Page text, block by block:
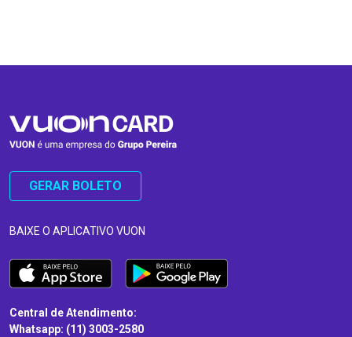
GERAR BOLETO
BAIXE O APLICATIVO VUON
Central de Atendimento:
Whatsapp: (11) 3003-2580